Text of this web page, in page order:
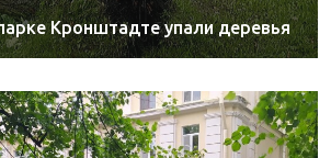
Кронштадте упали деревья